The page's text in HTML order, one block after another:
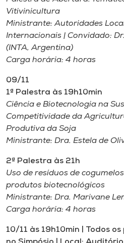
Vitivinicultura
Ministrante: Autoridades
Internacionais | Convidado:
(INTA, Argentina)
Carga horária: 4 horas
09/11
1ª Palestra às 19h10min
Ciência e Biotecnologia na
Competitividade da
Produtiva da Soja
Ministrante: Dra. Estela de
2ª Palestra às 21h
Uso de resíduos de
produtos biotecnológicos
Ministrante: Dra. Marivane
Carga horária: 4 horas
10/11 às 19h10min | Todos